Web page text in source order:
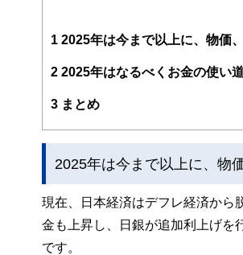
また、全国商工会連合会の「
悩み相談も行う。
1 2025年は今まで以上に、物価
2 2025年はなるべくお金の使い
3 まとめ
2025年は今まで以上に、物
現在、日本経済はデフレ経済から
金も上昇し、日銀が追加利上げを
です。